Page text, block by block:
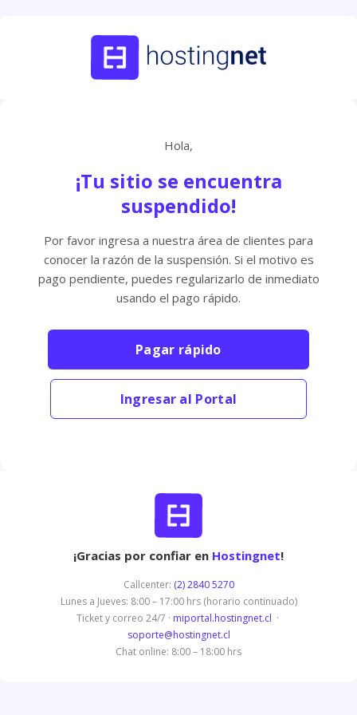
Hola,
¡Tu sitio se encuentra
suspendido!
Por favor ingresa a nuestra área de clientes para
conocer la razón de la suspensión. Si el motivo es
pago pendiente, puedes regularizarlo de inmediato
usando el pago rápido.
Pagar rápido
Ingresar al Portal
¡Gracias por confiar en Hostingnet!
Callcenter: (2) 2840 5270
Lunes a Jueves: 8:00 – 17:00 hrs (horario continuado)
Ticket y correo 24/7 · miportal.hostingnet.cl ·
soporte@hostingnet.cl
Chat online: 8:00 – 18:00 hrs